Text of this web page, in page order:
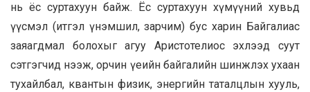
нь ёс суртахуун байж. Ёс суртахуун хүмүүний хувьд
үүсмэл (итгэл үнэмшил, зарчим) бус харин Байгалиас
заяагдмал болохыг агуу Аристотелиос эхлээд суут
сэтгэгчид нээж, орчин үеийн байгалийн шинжлэх ухаан
тухайлбал, квантын физик, энергийн таталцлын хууль,